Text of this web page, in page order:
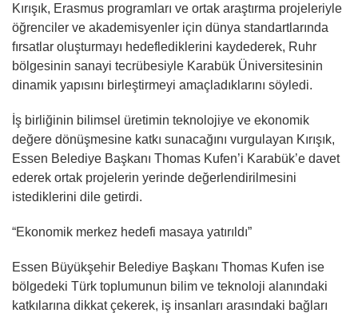
Kırışık, Erasmus programları ve ortak araştırma projeleriyle
öğrenciler ve akademisyenler için dünya standartlarında
fırsatlar oluşturmayı hedeflediklerini kaydederek, Ruhr
bölgesinin sanayi tecrübesiyle Karabük Üniversitesinin
dinamik yapısını birleştirmeyi amaçladıklarını söyledi.
İş birliğinin bilimsel üretimin teknolojiye ve ekonomik
değere dönüşmesine katkı sunacağını vurgulayan Kırışık,
Essen Belediye Başkanı Thomas Kufen’i Karabük’e davet
ederek ortak projelerin yerinde değerlendirilmesini
istediklerini dile getirdi.
“Ekonomik merkez hedefi masaya yatırıldı”
Essen Büyükşehir Belediye Başkanı Thomas Kufen ise
bölgedeki Türk toplumunun bilim ve teknoloji alanındaki
katkılarına dikkat çekerek, iş insanları arasındaki bağları